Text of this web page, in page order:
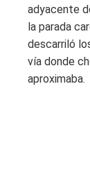
adyacente
la parada
descarriló
vía donde
aproximaba.